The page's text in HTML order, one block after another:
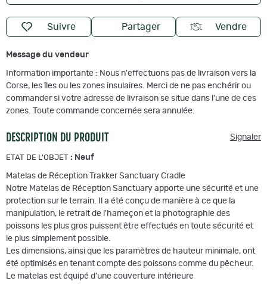
Suivre Partager Vendre
Message du vendeur
Information importante : Nous n'effectuons pas de livraison vers la
Corse, les îles ou les zones insulaires. Merci de ne pas enchérir ou
commander si votre adresse de livraison se situe dans l'une de ces
zones. Toute commande concernée sera annulée.
DESCRIPTION DU PRODUIT Signaler
ETAT DE L'OBJET : Neuf
Matelas de Réception Trakker Sanctuary Cradle
Notre Matelas de Réception Sanctuary apporte une sécurité et une
protection sur le terrain. Il a été conçu de manière à ce que la
manipulation, le retrait de l'hameçon et la photographie des
poissons les plus gros puissent être effectués en toute sécurité et
le plus simplement possible.
Les dimensions, ainsi que les paramètres de hauteur minimale, ont
été optimisés en tenant compte des poissons comme du pêcheur.
Le matelas est équipé d'une couverture intérieure